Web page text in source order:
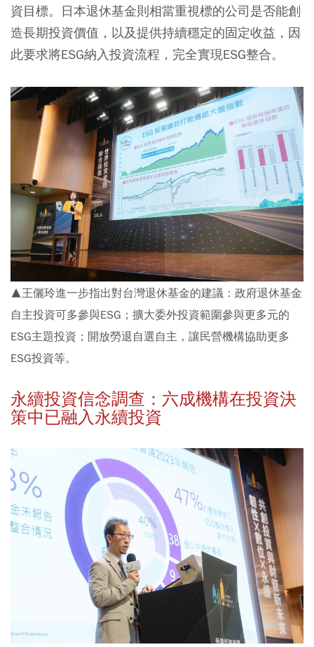
資目標。日本退休基金則相當重視標的公司是否能創
造長期投資價值，以及提供持續穩定的固定收益，因
此要求將ESG納入投資流程，完全實現ESG整合。
▲王儷玲進一步指出對台灣退休基金的建議：政府退休基金
自主投資可多參與ESG；擴大委外投資範圍參與更多元的
ESG主題投資；開放勞退自選自主，讓民營機構協助更多
ESG投資等。
永續投資信念調查：六成機構在投資決
策中已融入永續投資